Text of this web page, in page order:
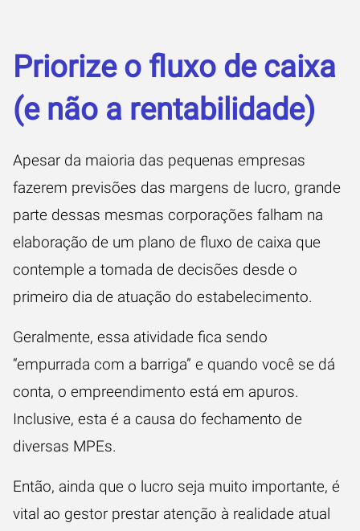
Priorize o fluxo de caixa
(e não a rentabilidade)
Apesar da maioria das pequenas empresas
fazerem previsões das margens de lucro, grande
parte dessas mesmas corporações falham na
elaboração de um plano de fluxo de caixa que
contemple a tomada de decisões desde o
primeiro dia de atuação do estabelecimento.
Geralmente, essa atividade fica sendo
“empurrada com a barriga” e quando você se dá
conta, o empreendimento está em apuros.
Inclusive, esta é a causa do fechamento de
diversas MPEs.
Então, ainda que o lucro seja muito importante, é
vital ao gestor prestar atenção à realidade atual